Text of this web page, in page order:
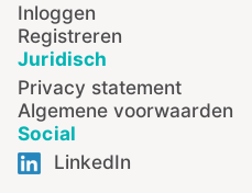
Inloggen
Registreren
Juridisch
Privacy statement
Algemene voorwaarden
Social
LinkedIn